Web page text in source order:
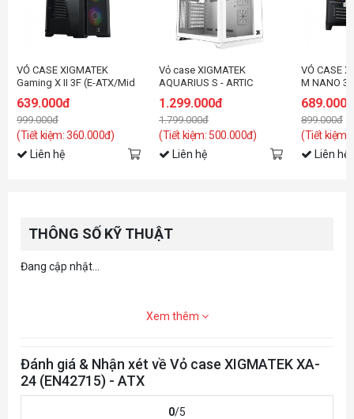
VỎ CASE XIGMATEK
Gaming X II 3F (E-ATX/Mid
639.000đ
999.000đ
(Tiết kiệm: 360.000đ)
Liên hệ
Vỏ case XIGMATEK
AQUARIUS S - ARTIC
1.299.000đ
1.799.000đ
(Tiết kiệm: 500.000đ)
Liên hệ
VỎ CASE
M NANO
689.000đ
899.000đ
(Tiết kiệm:
Liên hệ
THÔNG SỐ KỸ THUẬT
Đang cập nhật...
Xem thêm
Đánh giá & Nhận xét về Vỏ case XIGMATEK XA-
24 (EN42715) - ATX
0/5